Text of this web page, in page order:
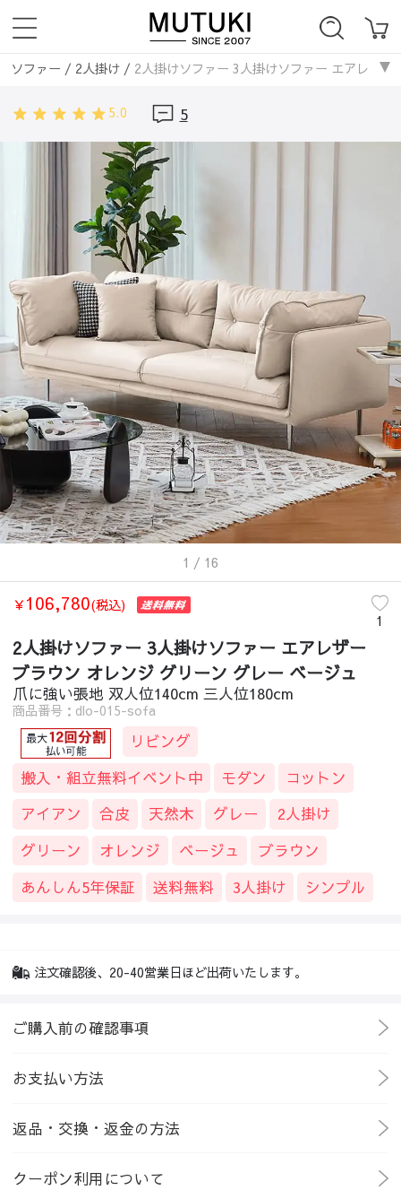
ソファー / 2人掛け/ 2人掛けソファー 3人掛けソファー エアレザ
ソファー/エアレザー 2人掛けソファー 3人掛けソファー エアレ
5.0 5
1 / 16
￥106,780(税込)
1
2人掛けソファー 3人掛けソファー エアレザー
ブラウン オレンジ グリーン グレー ベージュ
爪に強い張地 双人位140cm 三人位180cm
商品番号：dlo-015-sofa
リビング
搬入・組立無料イベント中
モダン
コットン
アイアン
合皮 天然木 グレー
2人掛け
グリーン
オレンジ ベージュ
ブラウン
あんしん5年保証
送料無料 3人掛け シンプル
注文確認後、20-40営業日ほど出荷いたします。
ご購入前の確認事項
お支払い方法
返品・交換・返金の方法
クーポン利用について